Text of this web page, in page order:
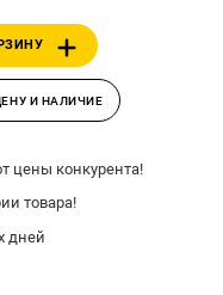
И НАЛИЧИЕ
цены конкурента!
товара!
дней